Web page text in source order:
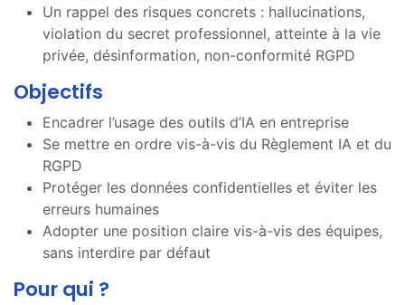
Un rappel des risques concrets : hallucinations,
violation du secret professionnel, atteinte à la vie
privée, désinformation, non-conformité RGPD
Objectifs
Encadrer l’usage des outils d’IA en entreprise
Se mettre en ordre vis-à-vis du Règlement IA et du
RGPD
Protéger les données confidentielles et éviter les
erreurs humaines
Adopter une position claire vis-à-vis des équipes,
sans interdire par défaut
Pour qui ?